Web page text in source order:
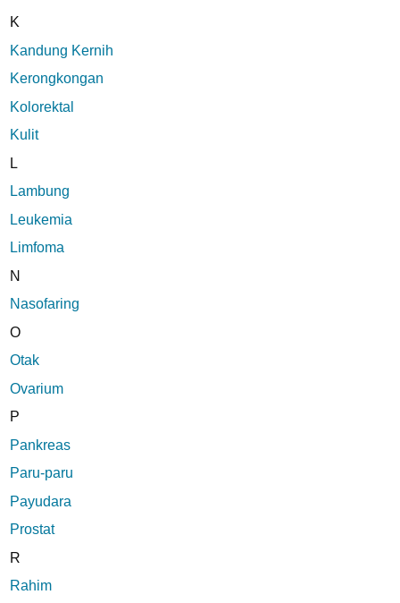
K
Kandung Kernih
Kerongkongan
Kolorektal
Kulit
L
Lambung
Leukemia
Limfoma
N
Nasofaring
O
Otak
Ovarium
P
Pankreas
Paru-paru
Payudara
Prostat
R
Rahim